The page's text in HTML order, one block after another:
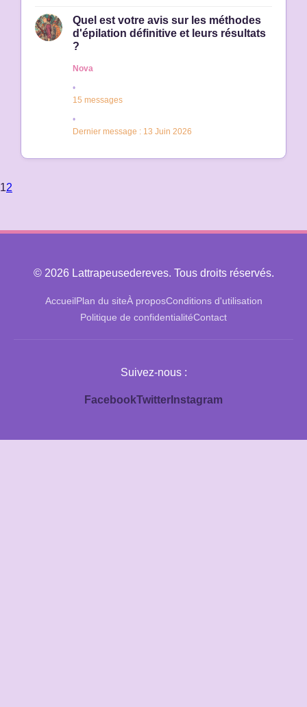
Quel est votre avis sur les méthodes
d'épilation définitive et leurs résultats
?
Nova
15 messages
Dernier message : 13 Juin 2026
12
© 2026 Lattrapeusedereves. Tous droits réservés.
AccueilPlan du siteÀ proposConditions d'utilisation
Politique de confidentialitéContact
Suivez-nous :
FacebookTwitter Instagram